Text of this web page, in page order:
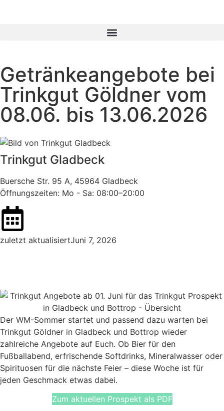
Getränkeangebote bei
Trinkgut Göldner vom
08.06. bis 13.06.2026
Trinkgut Gladbeck
Buersche Str. 95 A, 45964 Gladbeck
Öffnungszeiten: Mo - Sa: 08:00–20:00
zuletzt aktualisiertJuni 7, 2026
Der WM-Sommer startet und passend dazu warten bei
Trinkgut Göldner in Gladbeck und Bottrop wieder
zahlreiche Angebote auf Euch. Ob Bier für den
Fußballabend, erfrischende Softdrinks, Mineralwasser oder
Spirituosen für die nächste Feier – diese Woche ist für
jeden Geschmack etwas dabei.
Zum aktuellen Prospekt als PDF